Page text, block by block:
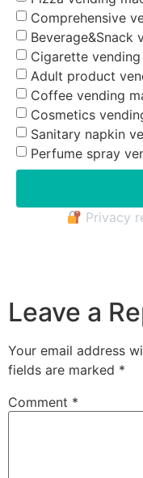
Comprehensive
Beverage&Snack
Cigarette
Adult product
Coffee vending
Cosmetics
Sanitary napkin
Perfume spray
Privacy
Leave a
Your email address
fields are marked *
Comment *